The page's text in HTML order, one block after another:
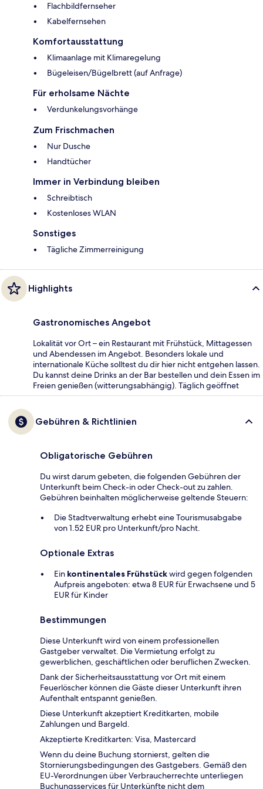
Flachbildfernseher
Kabelfernsehen
Komfortausstattung
Klimaanlage mit Klimaregelung
Bügeleisen/Bügelbrett (auf Anfrage)
Für erholsame Nächte
Verdunkelungsvorhänge
Zum Frischmachen
Nur Dusche
Handtücher
Immer in Verbindung bleiben
Schreibtisch
Kostenloses WLAN
Sonstiges
Tägliche Zimmerreinigung
Highlights
Gastronomisches Angebot
Lokalität vor Ort – ein Restaurant mit Frühstück, Mittagessen
und Abendessen im Angebot. Besonders lokale und
internationale Küche solltest du dir hier nicht entgehen lassen.
Du kannst deine Drinks an der Bar bestellen und dein Essen im
Freien genießen (witterungsabhängig). Täglich geöffnet
Gebühren & Richtlinien
Obligatorische Gebühren
Du wirst darum gebeten, die folgenden Gebühren der
Unterkunft beim Check-in oder Check-out zu zahlen.
Gebühren beinhalten möglicherweise geltende Steuern:
Die Stadtverwaltung erhebt eine Tourismusabgabe
von 1.52 EUR pro Unterkunft/pro Nacht.
Optionale Extras
Ein kontinentales Frühstückwird gegen folgenden
Aufpreis angeboten: etwa 8 EUR für Erwachsene und 5
EUR für Kinder
Bestimmungen
Diese Unterkunft wird von einem professionellen
Gastgeber verwaltet. Die Vermietung erfolgt zu
gewerblichen, geschäftlichen oder beruflichen Zwecken.
Dank der Sicherheitsausstattung vor Ort mit einem
Feuerlöscher können die Gäste dieser Unterkunft ihren
Aufenthalt entspannt genießen.
Diese Unterkunft akzeptiert Kreditkarten, mobile
Zahlungen und Bargeld.
Akzeptierte Kreditkarten: Visa, Mastercard
Wenn du deine Buchung stornierst, gelten die
Stornierungsbedingungen des Gastgebers. Gemäß den
EU-Verordnungen über Verbraucherrechte unterliegen
Buchungsservices für Unterkünfte nicht dem